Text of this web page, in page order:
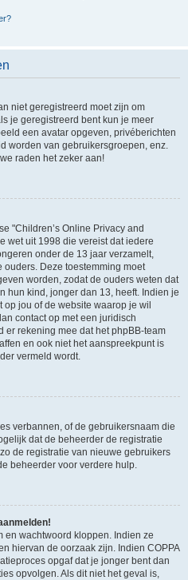
niet geregistreerd moet zijn om
je geregistreerd bent kun je meer
een avatar opgeven, privéberichten
worden van gebruikersgroepen, enz.
raden het zeker aan!
"Children’s Online Privacy and
wet uit 1998 die vereist dat iedere
onder de 13 jaar verzamelt,
ouders. Deze toestemming moet
worden, zodat de ouders weten dat
hun kind, jonger dan 13, heeft. Indien je
jou of de website waarop je wil
contact op met een juridisch
er rekening mee dat het phpBB-team
en ook niet het aanspreekpunt is
vermeld wordt.
verbannen, of de gebruikersnaam die
dat de beheerder de registratie
de registratie van nieuwe gebruikers
beheerder voor verdere hulp.
en wachtwoord kloppen. Indien ze
hiervan de oorzaak zijn. Indien COPPA
opgaf dat je jonger bent dan
opvolgen. Als dit niet het geval is,